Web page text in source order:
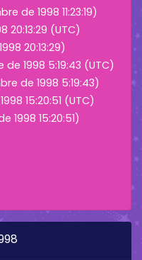
de 1998 11:23:19)
20:13:29 (UTC)
20:13:29)
1998 5:19:43 (UTC)
de 1998 5:19:43)
15:20:51 (UTC)
1998 15:20:51)